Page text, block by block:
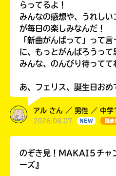
らってるよ！
みんなの感想や、うれしい
が毎日の楽しみなんだ！
「新曲がんばって」って
に、もっとがんばろうっ
みんな、のんびり待って
あ、フェリス、誕生日おめ
アル さん ／ 男性 ／ 中学
2026.08.07 NEW 読ま
のぞき見！MAKAI５チャ
ーズ』